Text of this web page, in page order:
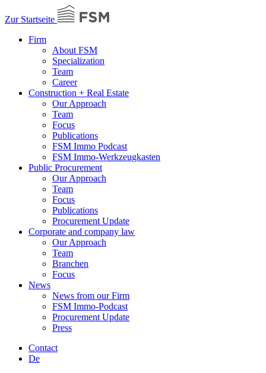
Zur Startseite
Firm
About FSM
Specialization
Team
Career
Construction + Real Estate
Our Approach
Team
Focus
Publications
FSM Immo Podcast
FSM Immo-Werkzeugkasten
Public Procurement
Our Approach
Team
Focus
Publications
Procurement Update
Corporate and company law
Our Approach
Team
Branchen
Focus
News
News from our Firm
FSM Immo-Podcast
Procurement Update
Press
Contact
De